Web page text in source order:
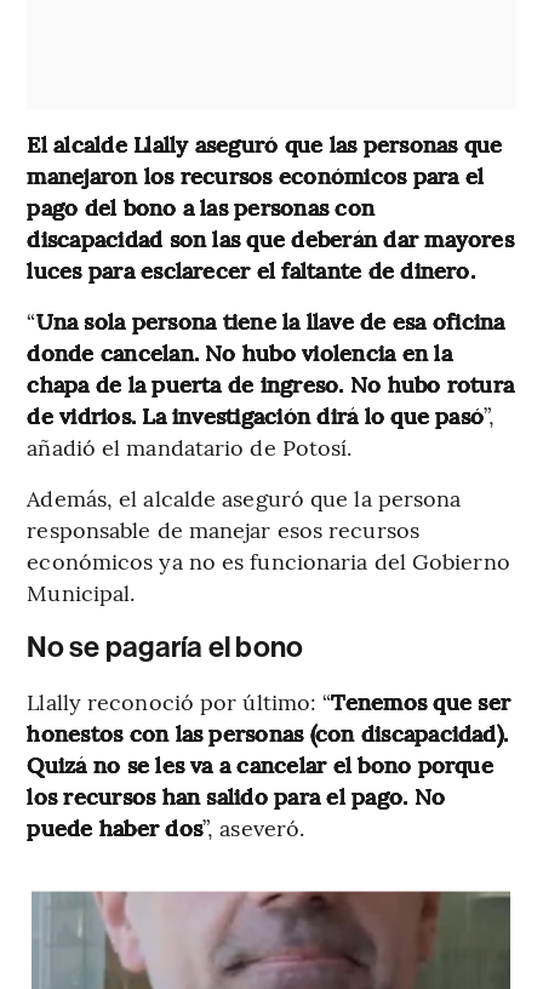
El alcalde Llally aseguró que las personas que
manejaron los recursos económicos para el
pago del bono a las personas con
discapacidad son las que deberán dar mayores
luces para esclarecer el faltante de dinero.
“Una sola persona tiene la llave de esa oficina
donde cancelan. No hubo violencia en la
chapa de la puerta de ingreso. No hubo rotura
de vidrios. La investigación dirá lo que pasó”,
añadió el mandatario de Potosí.
Además, el alcalde aseguró que la persona
responsable de manejar esos recursos
económicos ya no es funcionaria del Gobierno
Municipal.
No se pagaría el bono
Llally reconoció por último: “Tenemos que ser
honestos con las personas (con discapacidad).
Quizá no se les va a cancelar el bono porque
los recursos han salido para el pago. No
puede haber dos”, aseveró.